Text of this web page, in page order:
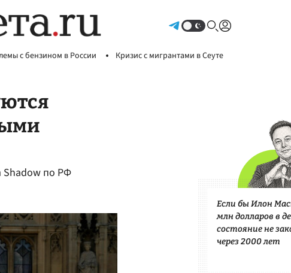
с бензином в России Кризис с мигрантами в Сеуте
Shadow по РФ
Если бы Илон
млн долларов в
состояние не
через 2000 лет